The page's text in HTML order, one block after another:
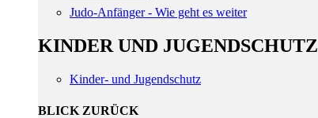
Judo-Anfänger - Wie geht es weiter
KINDER UND JUGENDSCHUTZ
Kinder- und Jugendschutz
BLICK ZURÜCK